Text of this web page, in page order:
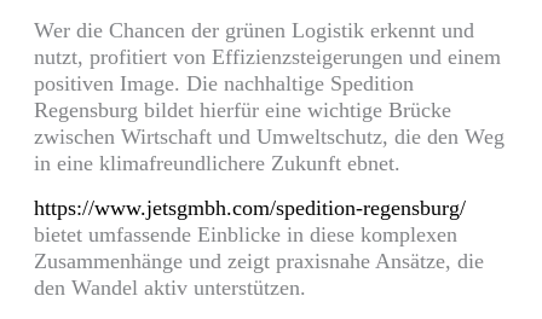
Wer die Chancen der grünen Logistik erkennt und
nutzt, profitiert von Effizienzsteigerungen und einem
positiven Image. Die nachhaltige Spedition
Regensburg bildet hierfür eine wichtige Brücke
zwischen Wirtschaft und Umweltschutz, die den Weg
in eine klimafreundlichere Zukunft ebnet.
https://www.jetsgmbh.com/spedition-regensburg/
bietet umfassende Einblicke in diese komplexen
Zusammenhänge und zeigt praxisnahe Ansätze, die
den Wandel aktiv unterstützen.